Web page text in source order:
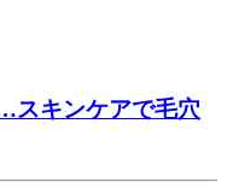
スキンケアで毛穴